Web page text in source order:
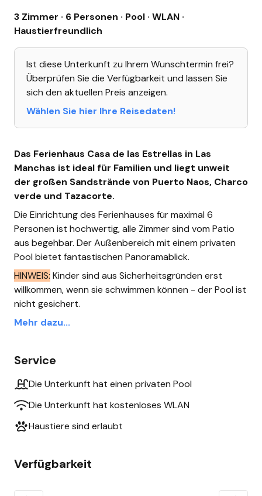
3 Zimmer · 6 Personen · Pool · WLAN ·
Haustierfreundlich
Ist diese Unterkunft zu Ihrem Wunschtermin frei?
Überprüfen Sie die Verfügbarkeit und lassen Sie
sich den aktuellen Preis anzeigen.
Wählen Sie hier Ihre Reisedaten!
Das Ferienhaus Casa de las Estrellas in Las
Manchas ist ideal für Familien und liegt unweit
der großen Sandstrände von Puerto Naos, Charco
verde und Tazacorte.
Die Einrichtung des Ferienhauses für maximal 6
Personen ist hochwertig, alle Zimmer sind vom Patio
aus begehbar. Der Außenbereich mit einem privaten
Pool bietet fantastischen Panoramablick.
HINWEIS: Kinder sind aus Sicherheitsgründen erst
willkommen, wenn sie schwimmen können - der Pool ist
nicht gesichert.
Mehr dazu...
Service
Die Unterkunft hat einen privaten Pool
Die Unterkunft hat kostenloses WLAN
Haustiere sind erlaubt
Verfügbarkeit